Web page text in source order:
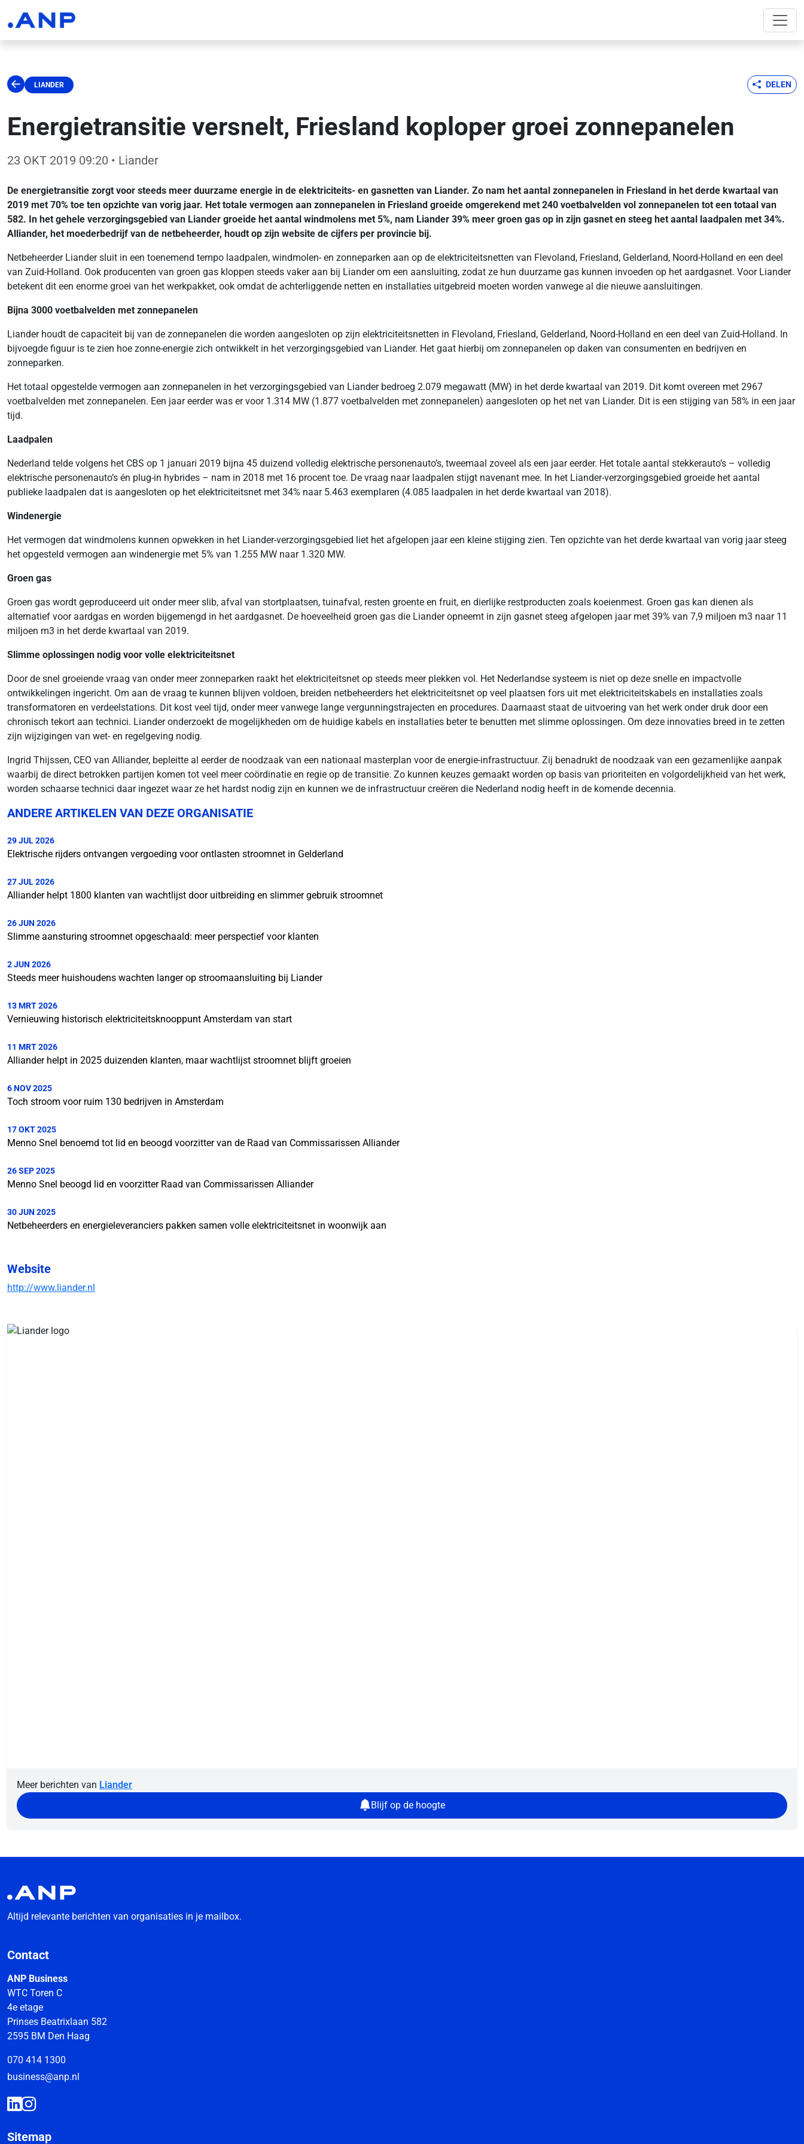
LIANDER DELEN
Energietransitie versnelt, Friesland koploper groei zonnepanelen
23 OKT 2019 09:20 • Liander
De energietransitie zorgt voor steeds meer duurzame energie in de elektriciteits- en gasnetten van Liander. Zo nam het aantal zonnepanelen in Friesland in het derde kwartaal van
2019 met 70% toe ten opzichte van vorig jaar. Het totale vermogen aan zonnepanelen in Friesland groeide omgerekend met 240 voetbalvelden vol zonnepanelen tot een totaal van
582. In het gehele verzorgingsgebied van Liander groeide het aantal windmolens met 5%, nam Liander 39% meer groen gas op in zijn gasnet en steeg het aantal laadpalen met 34%.
Alliander, het moederbedrijf van de netbeheerder, houdt op zijn website de cijfers per provincie bij.
Netbeheerder Liander sluit in een toenemend tempo laadpalen, windmolen- en zonneparken aan op de elektriciteitsnetten van Flevoland, Friesland, Gelderland, Noord-Holland en een deel
van Zuid-Holland. Ook producenten van groen gas kloppen steeds vaker aan bij Liander om een aansluiting, zodat ze hun duurzame gas kunnen invoeden op het aardgasnet. Voor Liander
betekent dit een enorme groei van het werkpakket, ook omdat de achterliggende netten en installaties uitgebreid moeten worden vanwege al die nieuwe aansluitingen.
Bijna 3000 voetbalvelden met zonnepanelen
Liander houdt de capaciteit bij van de zonnepanelen die worden aangesloten op zijn elektriciteitsnetten in Flevoland, Friesland, Gelderland, Noord-Holland en een deel van Zuid-Holland. In
bijvoegde figuur is te zien hoe zonne-energie zich ontwikkelt in het verzorgingsgebied van Liander. Het gaat hierbij om zonnepanelen op daken van consumenten en bedrijven en
zonneparken.
Het totaal opgestelde vermogen aan zonnepanelen in het verzorgingsgebied van Liander bedroeg 2.079 megawatt (MW) in het derde kwartaal van 2019. Dit komt overeen met 2967
voetbalvelden met zonnepanelen. Een jaar eerder was er voor 1.314 MW (1.877 voetbalvelden met zonnepanelen) aangesloten op het net van Liander. Dit is een stijging van 58% in een jaar
tijd.
Laadpalen
Nederland telde volgens het CBS op 1 januari 2019 bijna 45 duizend volledig elektrische personenauto’s, tweemaal zoveel als een jaar eerder. Het totale aantal stekkerauto’s – volledig
elektrische personenauto’s én plug-in hybrides – nam in 2018 met 16 procent toe. De vraag naar laadpalen stijgt navenant mee. In het Liander-verzorgingsgebied groeide het aantal
publieke laadpalen dat is aangesloten op het elektriciteitsnet met 34% naar 5.463 exemplaren (4.085 laadpalen in het derde kwartaal van 2018).
Windenergie
Het vermogen dat windmolens kunnen opwekken in het Liander-verzorgingsgebied liet het afgelopen jaar een kleine stijging zien. Ten opzichte van het derde kwartaal van vorig jaar steeg
het opgesteld vermogen aan windenergie met 5% van 1.255 MW naar 1.320 MW.
Groen gas
Groen gas wordt geproduceerd uit onder meer slib, afval van stortplaatsen, tuinafval, resten groente en fruit, en dierlijke restproducten zoals koeienmest. Groen gas kan dienen als
alternatief voor aardgas en worden bijgemengd in het aardgasnet. De hoeveelheid groen gas die Liander opneemt in zijn gasnet steeg afgelopen jaar met 39% van 7,9 miljoen m3 naar 11
miljoen m3 in het derde kwartaal van 2019.
Slimme oplossingen nodig voor volle elektriciteitsnet
Door de snel groeiende vraag van onder meer zonneparken raakt het elektriciteitsnet op steeds meer plekken vol. Het Nederlandse systeem is niet op deze snelle en impactvolle
ontwikkelingen ingericht. Om aan de vraag te kunnen blijven voldoen, breiden netbeheerders het elektriciteitsnet op veel plaatsen fors uit met elektriciteitskabels en installaties zoals
transformatoren en verdeelstations. Dit kost veel tijd, onder meer vanwege lange vergunningstrajecten en procedures. Daarnaast staat de uitvoering van het werk onder druk door een
chronisch tekort aan technici. Liander onderzoekt de mogelijkheden om de huidige kabels en installaties beter te benutten met slimme oplossingen. Om deze innovaties breed in te zetten
zijn wijzigingen van wet- en regelgeving nodig.
Ingrid Thijssen, CEO van Alliander, bepleitte al eerder de noodzaak van een nationaal masterplan voor de energie-infrastructuur. Zij benadrukt de noodzaak van een gezamenlijke aanpak
waarbij de direct betrokken partijen komen tot veel meer coördinatie en regie op de transitie. Zo kunnen keuzes gemaakt worden op basis van prioriteiten en volgordelijkheid van het werk,
worden schaarse technici daar ingezet waar ze het hardst nodig zijn en kunnen we de infrastructuur creëren die Nederland nodig heeft in de komende decennia.
ANDERE ARTIKELEN VAN DEZE ORGANISATIE
29 JUL 2026
Elektrische rijders ontvangen vergoeding voor ontlasten stroomnet in Gelderland
27 JUL 2026
Alliander helpt 1800 klanten van wachtlijst door uitbreiding en slimmer gebruik stroomnet
26 JUN 2026
Slimme aansturing stroomnet opgeschaald: meer perspectief voor klanten
2 JUN 2026
Steeds meer huishoudens wachten langer op stroomaansluiting bij Liander
13 MRT 2026
Vernieuwing historisch elektriciteitsknooppunt Amsterdam van start
11 MRT 2026
Alliander helpt in 2025 duizenden klanten, maar wachtlijst stroomnet blijft groeien
6 NOV 2025
Toch stroom voor ruim 130 bedrijven in Amsterdam
17 OKT 2025
Menno Snel benoemd tot lid en beoogd voorzitter van de Raad van Commissarissen Alliander
26 SEP 2025
Menno Snel beoogd lid en voorzitter Raad van Commissarissen Alliander
30 JUN 2025
Netbeheerders en energieleveranciers pakken samen volle elektriciteitsnet in woonwijk aan
Website
http://www.liander.nl
Meer berichten van Liander
Blijf op de hoogte
Altijd relevante berichten van organisaties in je mailbox.
Contact
ANP Business
WTC Toren C
4e etage
Prinses Beatrixlaan 582
2595 BM Den Haag
070 414 1300
business@anp.nl
Sitemap